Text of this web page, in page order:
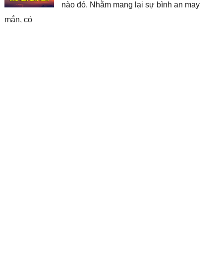
nào đó. Nhằm mang lại sự bình an may
mắn, có